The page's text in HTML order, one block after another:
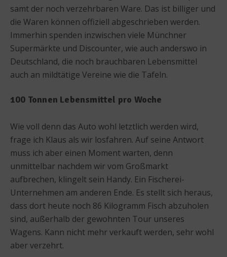
samt der noch verzehrbaren Ware. Das ist billiger und
die Waren können offiziell abgeschrieben werden.
Immerhin spenden inzwischen viele Münchner
Supermärkte und Discounter, wie auch anderswo in
Deutschland, die noch brauchbaren Lebensmittel
auch an mildtätige Vereine wie die Tafeln.
100 Tonnen Lebensmittel pro Woche
Wie voll denn das Auto wohl letztlich werden wird,
frage ich Klaus als wir losfahren. Auf seine Antwort
muss ich aber einen Moment warten, denn
unmittelbar nachdem wir vom Großmarkt
aufbrechen, klingelt sein Handy. Ein Fischerei-
Unternehmen am anderen Ende. Es stellt sich heraus,
dass dort heute noch 86 Kilogramm Fisch abzuholen
sind, außerhalb der gewohnten Tour unseres
Wagens. Kann nicht mehr verkauft werden, sehr wohl
aber verzehrt.